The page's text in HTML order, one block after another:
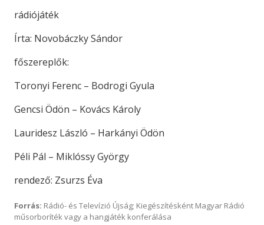
rádiójáték
Írta: Novobáczky Sándor
főszereplők:
Toronyi Ferenc – Bodrogi Gyula
Gencsi Ödön – Kovács Károly
Lauridesz László – Harkányi Ödön
Péli Pál – Miklóssy György
rendező: Zsurzs Éva
Forrás: Rádió- és Televízió Újság; Kiegészítésként Magyar Rádió
műsorboríték vagy a hangjáték konferálása